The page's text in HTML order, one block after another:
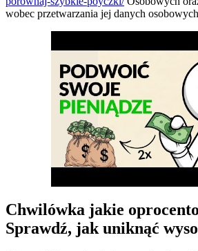
wobec przetwarzania jej danych
Chwilówka jakie
Sprawdź, jak uniknąć